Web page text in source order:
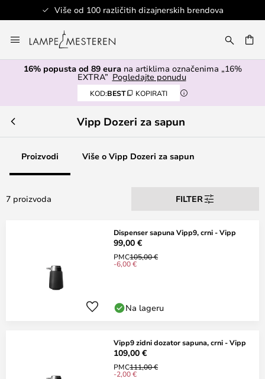
Više od 100 različitih dizajnerskih brendova
to
Content
16% popusta od 89 eurana artiklima označenima „16%
EXTRA” Pogledajte ponudu
KOD:BEST KOPIRATI
Vipp Dozeri za sapun
Proizvodi Više o Vipp Dozeri za sapun
7 proizvoda FILTER
Dispenser sapuna Vipp9, crni - Vipp
99,00 €
PMC105,00 €
-6,00 €
Na lageru
Vipp9 zidni dozator sapuna, crni - Vipp
109,00 €
PMC111,00 €
-2,00 €